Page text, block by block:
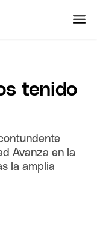
tenido
Avanza en la
la amplia